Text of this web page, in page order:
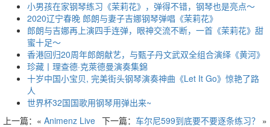
小男孩在家钢琴练习《茉莉花》，弹得不错，钢琴也是亮点～
2020辽宁春晚 郎朗与妻子吉娜钢琴弹唱《茉莉花》
郎朗与吉娜再上演四手连弹，眼神交流不断，一首《茉莉花》甜
蜜十足～
香港回归20周年郎朗献艺，与甄子丹文武双全组合演绎《黄河》
珍藏丨理查德·克萊德曼演奏集錦
十岁中国小宝贝, 完美街头钢琴演奏神曲《Let It Go》惊艳了路
人
世界杯32国国歌用钢琴用弹出来~
下一篇： 车尔尼599到底要不要逐条练习？ »
上一篇：« Animenz Live